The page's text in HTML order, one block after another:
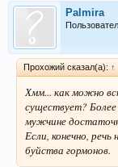
Palmira
Прохожий сказал(а): ↑
Хмм... как можно
существует?
мужчине
Если, конечно,
буйства гормонов.